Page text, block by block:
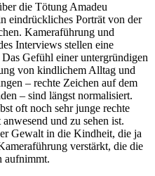
die Tötung Amadeu
eindrückliches Porträt von der
Kameraführung und
Interviews stellen eine
Gefühl einer untergründigen
von kindlichem Alltag und
– rechte Zeichen auf dem
– sind längst normalisiert.
oft noch sehr junge rechte
und zu sehen ist.
Gewalt in die Kindheit, die ja
verstärkt, die die
aufnimmt.